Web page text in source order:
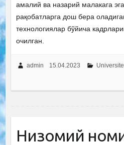
амалий ва назарий малакага
рақобатларга дош бера
технологиялар бўйича
очилган.
admin 15.04.2023
Низомий